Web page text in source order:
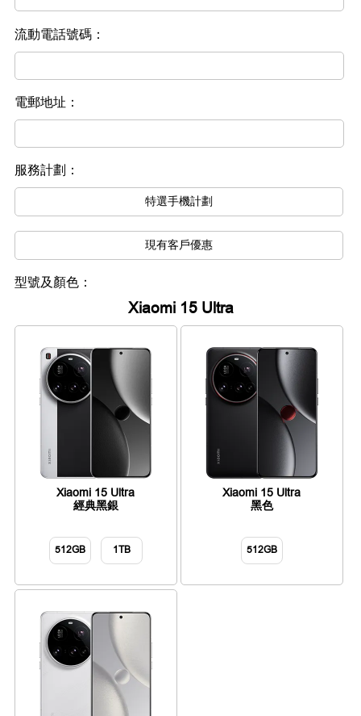
流動電話號碼：
電郵地址：
服務計劃：
特選手機計劃
現有客戶優惠
型號及顏色：
Xiaomi 15 Ultra
Xiaomi 15 Ultra
經典黑銀
512GB 1TB
Xiaomi 15 Ultra
黑色
512GB